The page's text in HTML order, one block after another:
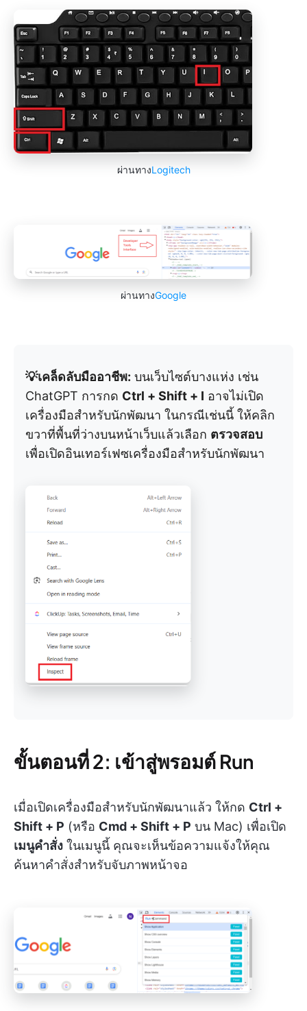
ผ่านทางLogitech
ผ่านทางGoogle
💡เคล็ดลับมืออาชีพ: บนเว็บไซต์บางแห่ง เช่น
ChatGPT การกด Ctrl + Shift + I อาจไม่เปิด
เครื่องมือสำหรับนักพัฒนา ในกรณีเช่นนี้ ให้คลิก
ขวาที่พื้นที่ว่างบนหน้าเว็บแล้วเลือก ตรวจสอบ
เพื่อเปิดอินเทอร์เฟซเครื่องมือสำหรับนักพัฒนา
ขั้นตอนที่ 2: เข้าสู่พรอมต์ Run
เมื่อเปิดเครื่องมือสำหรับนักพัฒนาแล้ว ให้กด Ctrl +
Shift + P (หรือ Cmd + Shift + P บน Mac) เพื่อเปิด
เมนูคำสั่ง ในเมนูนี้ คุณจะเห็นข้อความแจ้งให้คุณ
ค้นหาคำสั่งสำหรับจับภาพหน้าจอ